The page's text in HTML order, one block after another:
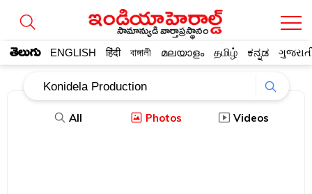
సామాన్యుడి వార్తాప్రస్థానం
తెలుగు ENGLISH हिंदी বাঙ্গালী മലയാളം தமிழ் ಕನ್ನಡ
All Photos Videos